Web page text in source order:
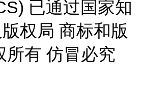
已通过国家知
权局 商标和版
所有 仿冒必究